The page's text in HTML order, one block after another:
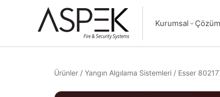
Kurumsal
Ürünler / Yangın Algılama Sistemleri / Esser